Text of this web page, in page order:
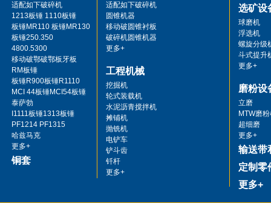
适配如下破碎机
1213板锤 1110板锤
板锤MR110 板锤MR130
板锤250.350
4800.5300
移动破鄂破鄂板牙板
RM板锤
板锤R900板锤R1110
MCI 44板锤MCI54板锤
泰萨勃
I1111板锤1313板锤
PF1214 PF1315
哈兹马克
更多+
铜套
适配如下破碎机
圆锥机器
移动破圆锥衬板
破碎机圆锥机器
更多+
工程机械
挖掘机
轮式装载机
水泥沥青搅拌机
摊铺机
抛铣机
电铲车
铲斗齿
钎杆
更多+
选矿设
球磨机
浮选机
螺旋分级
斗式提升
更多+
磨粉设
立磨
MTW磨
超细磨
更多+
输送带
定制零
更多+